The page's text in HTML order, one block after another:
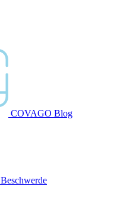
COVAGO Blog
Beschwerde